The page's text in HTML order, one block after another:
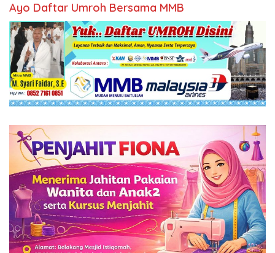
Ayo Daftar Umroh Bersama MMB